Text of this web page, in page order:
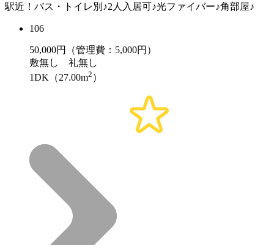
駅近！バス・トイレ別♪2人入居可♪光ファイバー♪角部屋♪
106
50,000円（管理費：5,000円）
敷無し 礼無し
1DK（27.00m2 ）